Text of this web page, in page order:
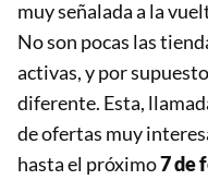
muy señalada a la
No son pocas las
activas, y por
diferente. Esta,
de ofertas muy
hasta el próximo7 de